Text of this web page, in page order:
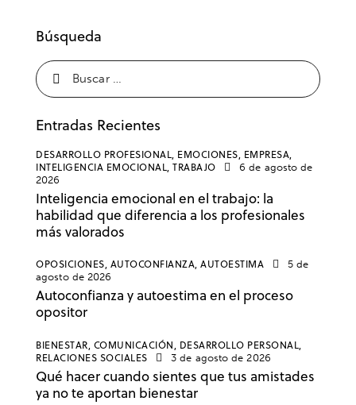
Búsqueda
Entradas Recientes
DESARROLLO PROFESIONAL, EMOCIONES, EMPRESA,
INTELIGENCIA EMOCIONAL, TRABAJO
6 de agosto de
2026
Inteligencia emocional en el trabajo: la
habilidad que diferencia a los profesionales
más valorados
OPOSICIONES, AUTOCONFIANZA, AUTOESTIMA
5 de
agosto de 2026
Autoconfianza y autoestima en el proceso
opositor
BIENESTAR, COMUNICACIÓN, DESARROLLO PERSONAL,
RELACIONES SOCIALES
3 de agosto de 2026
Qué hacer cuando sientes que tus amistades
ya no te aportan bienestar